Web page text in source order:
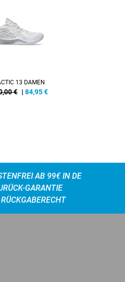
13 DAMEN
€ | 84,95€
AB 99€ IN DE
GARANTIE